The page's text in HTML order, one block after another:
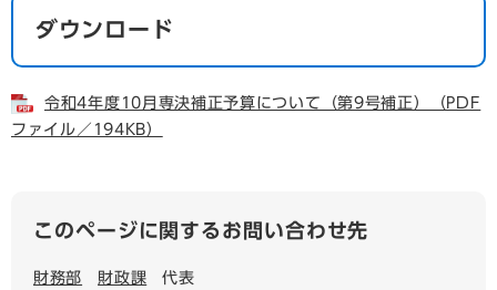
ダウンロード
令和4年度10月専決補正予算について（第9号補正）（PDF
ファイル／194KB）
このページに関するお問い合わせ先
財務部 財政課 代表